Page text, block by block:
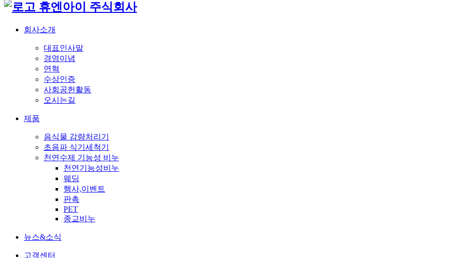
휴엔아이 주식회사
회사소개
대표인사말
경영이념
연혁
수상인증
사회공헌활동
오시는길
제품
음식물 감량처리기
초음파 식기세척기
천연수제 기능성 비누
천연기능성비누
웨딩
행사,이벤트
판촉
PET
종교비누
뉴스&소식
고객센터